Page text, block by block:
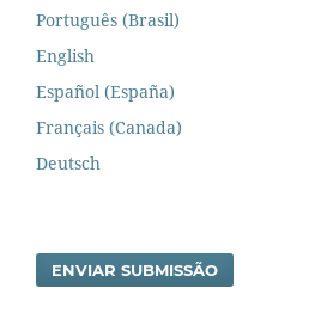
Português (Brasil)
English
Español (España)
Français (Canada)
Deutsch
ENVIAR SUBMISSÃO